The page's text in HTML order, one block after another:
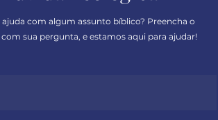
ajuda com algum assunto bíblico? Preencha o
sua pergunta, e estamos aqui para ajudar!